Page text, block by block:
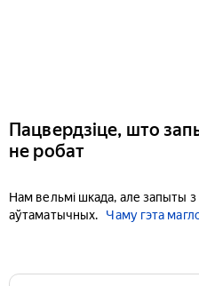
Пацвердзіце, што
не робат
Нам вельмі шкада, але запыты
аўтаматычных.
Чаму гэта